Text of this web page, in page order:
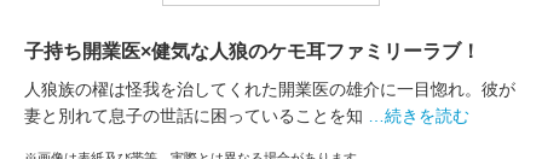
子持ち開業医×健気な人狼のケモ耳ファミリーラブ！
人狼族の櫂は怪我を治してくれた開業医の雄介に一目惚れ。彼が
妻と別れて息子の世話に困っていることを知
…続きを読む